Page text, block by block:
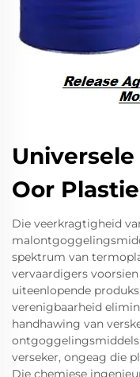
Oor
Die veerkragtigheid
spektrum van
vervaardigers
uiteenlopende
verenigbaarheid
handhawing van
verseker, ongeag die
Die chemiese